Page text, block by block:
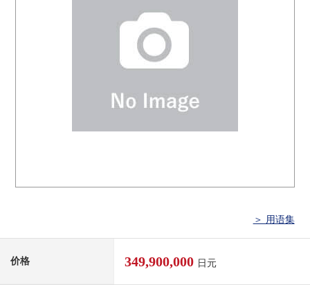
＞ 用语集
价格 349,900,000 日元